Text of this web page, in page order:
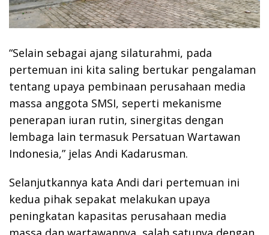
“Selain sebagai ajang silaturahmi, pada
pertemuan ini kita saling bertukar pengalaman
tentang upaya pembinaan perusahaan media
massa anggota SMSI, seperti mekanisme
penerapan iuran rutin, sinergitas dengan
lembaga lain termasuk Persatuan Wartawan
Indonesia,” jelas Andi Kadarusman.
Selanjutkannya kata Andi dari pertemuan ini
kedua pihak sepakat melakukan upaya
peningkatan kapasitas perusahaan media